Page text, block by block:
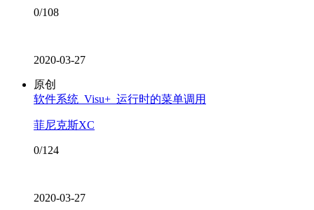
0/108
2020-03-27
原创
软件系统_Visu+_运行时的菜单调用
菲尼克斯XC
0/124
2020-03-27